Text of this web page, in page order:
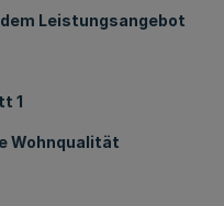
Leistungsangebot
1
Wohnqualität